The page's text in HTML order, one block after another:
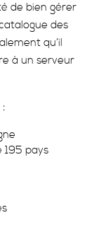
de bien gérer
des
qu’il
à un serveur
195 pays